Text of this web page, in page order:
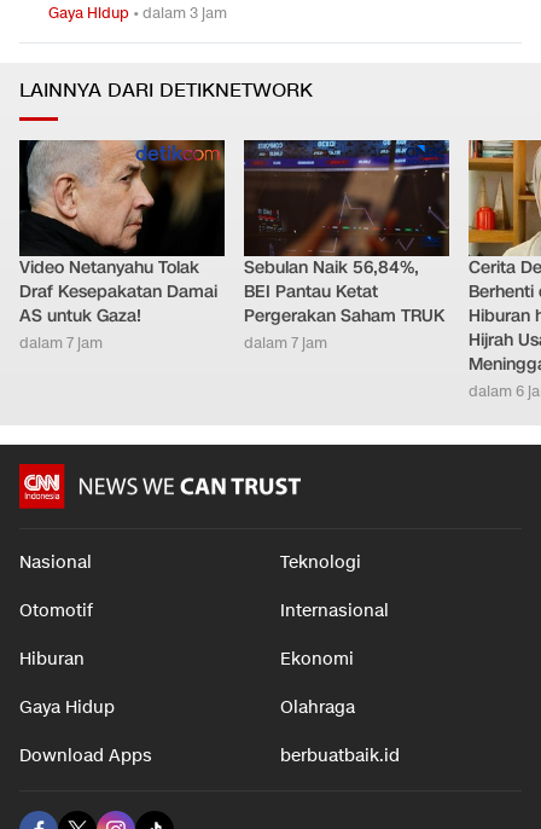
Gaya Hidup •dalam 3 jam
LAINNYA DARI DETIKNETWORK
Video Netanyahu Tolak
Draf Kesepakatan Damai
AS untuk Gaza!
dalam 7 jam
Sebulan Naik 56,84%,
BEI Pantau Ketat
Pergerakan Saham TRUK
dalam 7 jam
Cerita
Berhenti
Hiburan
Hijrah
dalam 6
Nasional Teknologi
Otomotif Internasional
Hiburan Ekonomi
Gaya Hidup Olahraga
Download Apps berbuatbaik.id